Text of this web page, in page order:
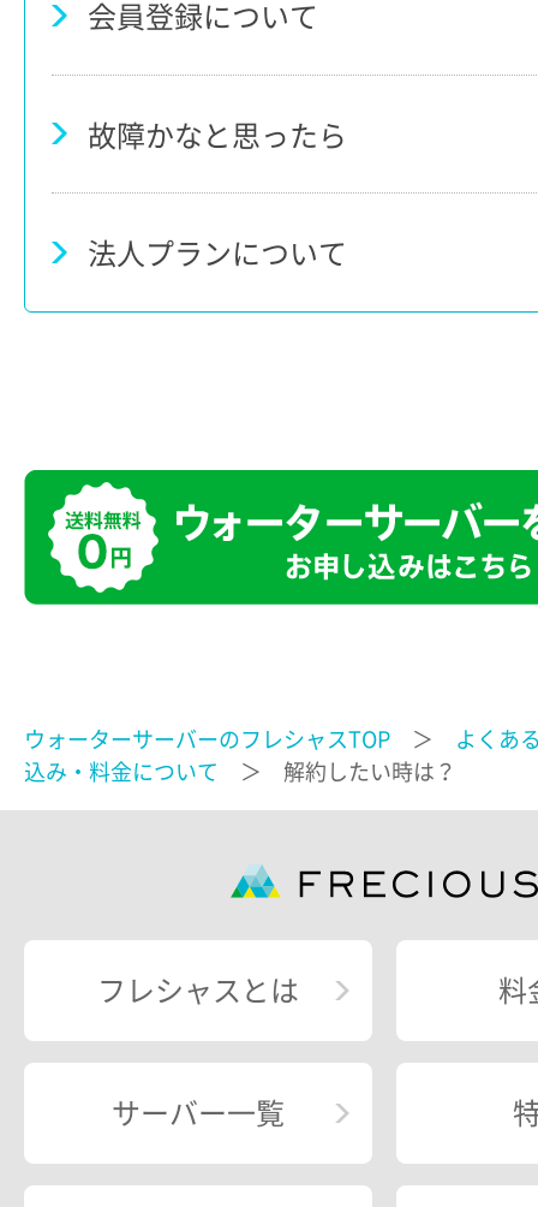
会員登録について
故障かなと思ったら
法人プランについて
ウォーターサーバーのフレシャスTOP ＞
よくあ
込み・料金について
＞ 解約したい時は？
フレシャスとは 料
サーバー一覧